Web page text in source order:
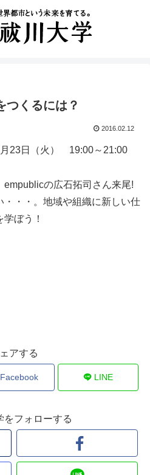
つくるには？
2016.02.12
月23日（火） 19:00～21:00
empublicの広石拓司さん来尾!
・・。地域や組織に新しい仕
ぼう！
アする
Facebook LINE
をフォローする